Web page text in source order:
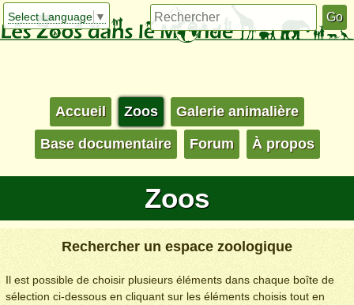
Select Language ▼
Accueil Zoos Galerie animalière
Base documentaire Forum À propos
Zoos
Rechercher un espace zoologique
Il est possible de choisir plusieurs éléments dans chaque boîte de
sélection ci-dessous en cliquant sur les éléments choisis tout en